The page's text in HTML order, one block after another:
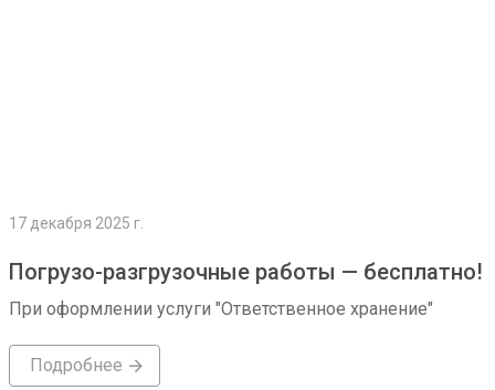
17 декабря 2025 г.
Погрузо-разгрузочные работы — бесплатно!
При оформлении услуги "Ответственное хранение"
Подробнее